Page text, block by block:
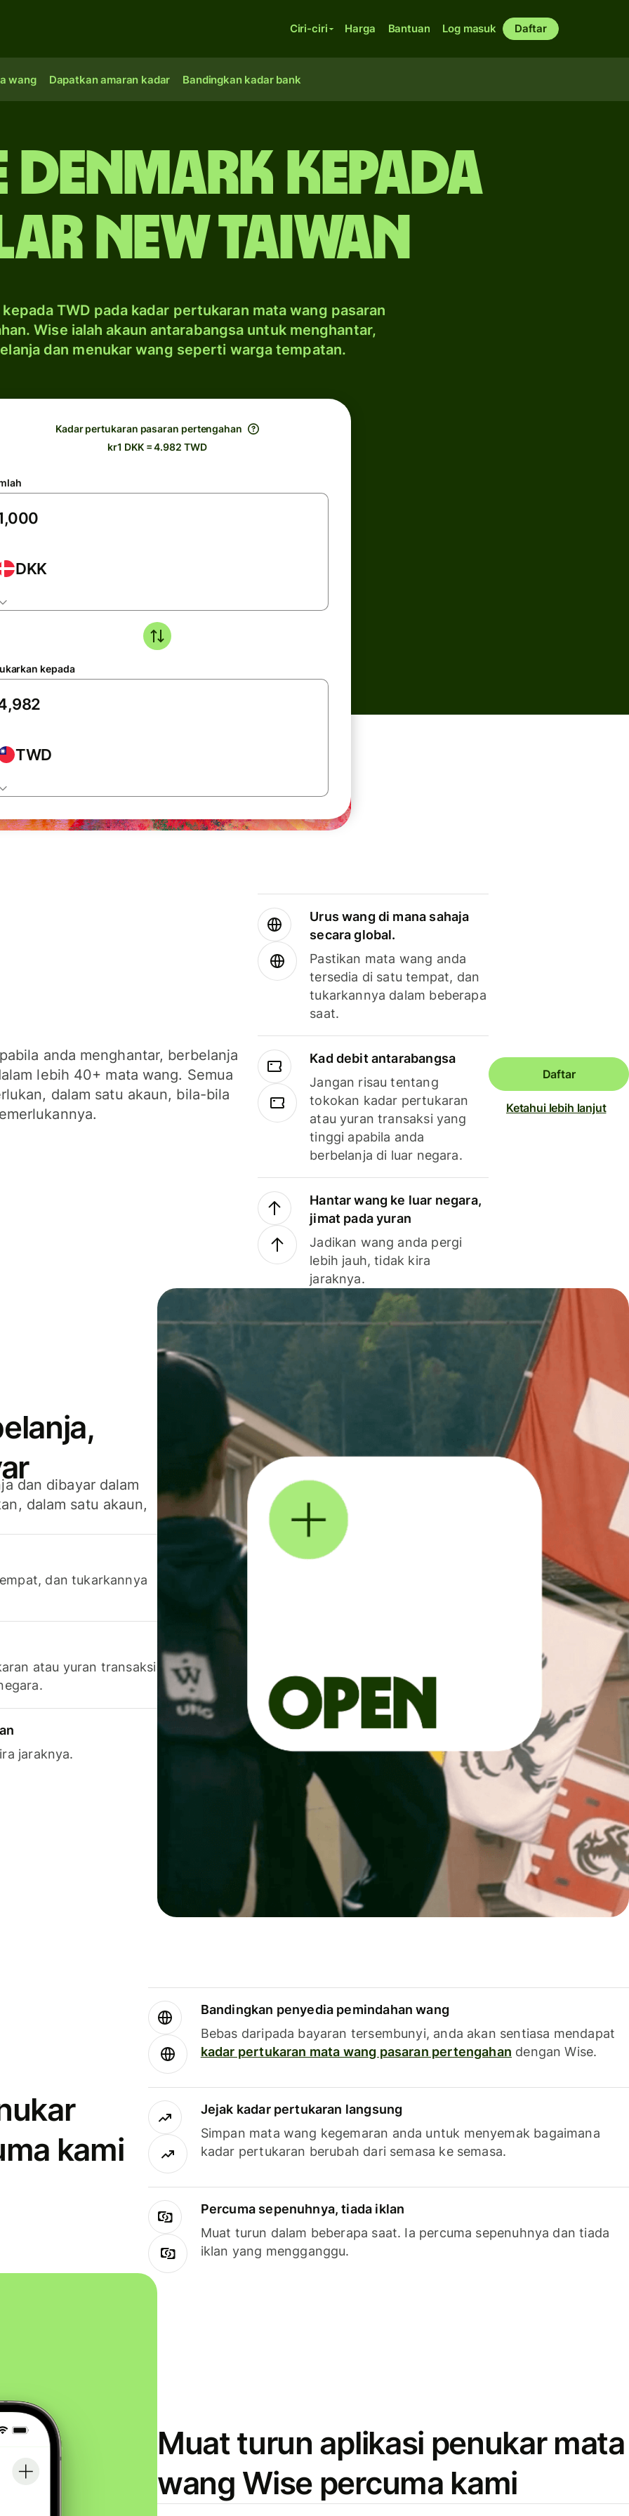
Ciri-ciri Harga Bantuan Log masuk Daftar
wang Dapatkan amaran kadar Bandingkan kadar bank
kepada
New Taiwan
kepada TWD pada kadar pertukaran mata wang pasaran
Wise ialah akaun antarabangsa untuk menghantar,
dan menukar wang seperti warga tempatan.
Kadar pertukaran pasaran pertengahan
kr1 DKK = 4.982 TWD
DKK
kepada
TWD
anda menghantar, berbelanja
lebih 40+ mata wang. Semua
dalam satu akaun, bila-bila
Urus wang di mana sahaja
secara global.
Pastikan mata wang anda
tersedia di satu tempat, dan
tukarkannya dalam beberapa
saat.
Kad debit antarabangsa
Jangan risau tentang
tokokan kadar pertukaran
atau yuran transaksi yang
tinggi apabila anda
berbelanja di luar negara.
Hantar wang ke luar negara,
jimat pada yuran
Jadikan wang anda pergi
lebih jauh, tidak kira
jaraknya.
Daftar
Ketahui lebih lanjut
dan dibayar dalam
dalam satu akaun,
dan tukarkannya
atau yuran transaksi
jaraknya.
kami
Bandingkan penyedia pemindahan wang
Bebas daripada bayaran tersembunyi, anda akan sentiasa mendapat
kadar pertukaran mata wang pasaran pertengahan dengan Wise.
Jejak kadar pertukaran langsung
Simpan mata wang kegemaran anda untuk menyemak bagaimana
kadar pertukaran berubah dari semasa ke semasa.
Percuma sepenuhnya, tiada iklan
Muat turun dalam beberapa saat. Ia percuma sepenuhnya dan tiada
iklan yang mengganggu.
Muat turun aplikasi penukar mata
wang Wise percuma kami